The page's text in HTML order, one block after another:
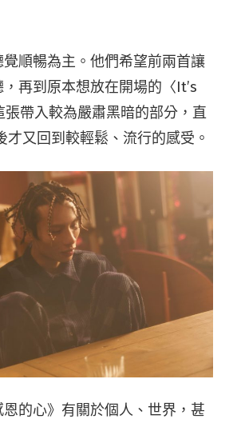
順暢為主。他們希望前兩首讓
再到原本想放在開場的〈It’s
張帶入較為嚴肅黑暗的部分，直
才又回到較輕鬆、流行的感受。
的心》有關於個人、世界，甚